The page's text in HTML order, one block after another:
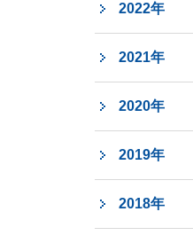
2022年
2021年
2020年
2019年
2018年